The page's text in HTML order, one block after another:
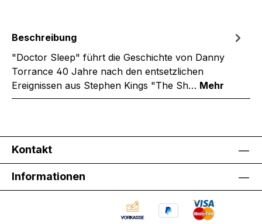
Beschreibung
"Doctor Sleep" führt die Geschichte von Danny
Torrance 40 Jahre nach den entsetzlichen
Ereignissen aus Stephen Kings "The Sh… Mehr
Kontakt
Informationen